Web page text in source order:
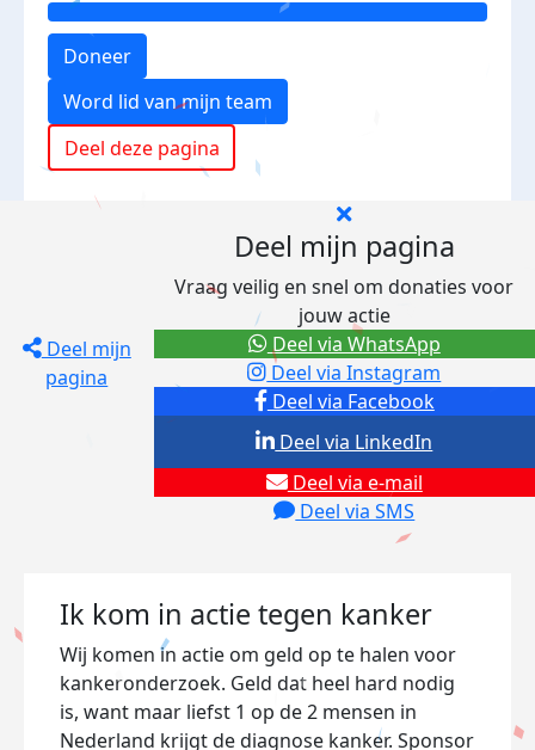
Doneer
Word lid van mijn team
Deel deze pagina
Deel mijn
pagina
Deel mijn pagina
Vraag veilig en snel om donaties voor
jouw actie
Deel via Facebook
Deel via Instagram
Deel via e-mail
Deel via SMS
Deel via LinkedIn
Deel via WhatsApp
Ik kom in actie tegen kanker
Wij komen in actie om geld op te halen voor
kankeronderzoek. Geld dat heel hard nodig
is, want maar liefst 1 op de 2 mensen in
Nederland krijgt de diagnose kanker. Sponsor